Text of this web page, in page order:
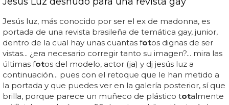
Jesús luz, más conocido por ser el ex de madonna, es
portada de una revista brasileña de temática gay, junior,
dentro de la cual hay unas cuantas fotos dignas de ser
vistas... ¿era necesario corregir tanto su imagen?... mira las
últimas fotos del modelo, actor (ja) y dj jesús luz a
continuación... pues con el retoque que le han metido a
la portada y que puedes ver en la galería posterior, sí que
brilla, porque parece un muñeco de plástico totalmente